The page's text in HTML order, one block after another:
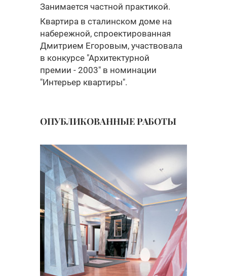
Занимается частной практикой.
Квартира в сталинском доме на
набережной, спроектированная
Дмитрием Егоровым, участвовала
в конкурсе "Архитектурной
премии - 2003" в номинации
"Интерьер квартиры".
ОПУБЛИКОВАННЫЕ РАБОТЫ